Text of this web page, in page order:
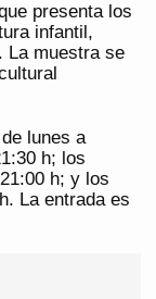
presenta los
infantil,
La muestra se
lunes a
h; los
h; y los
La entrada es